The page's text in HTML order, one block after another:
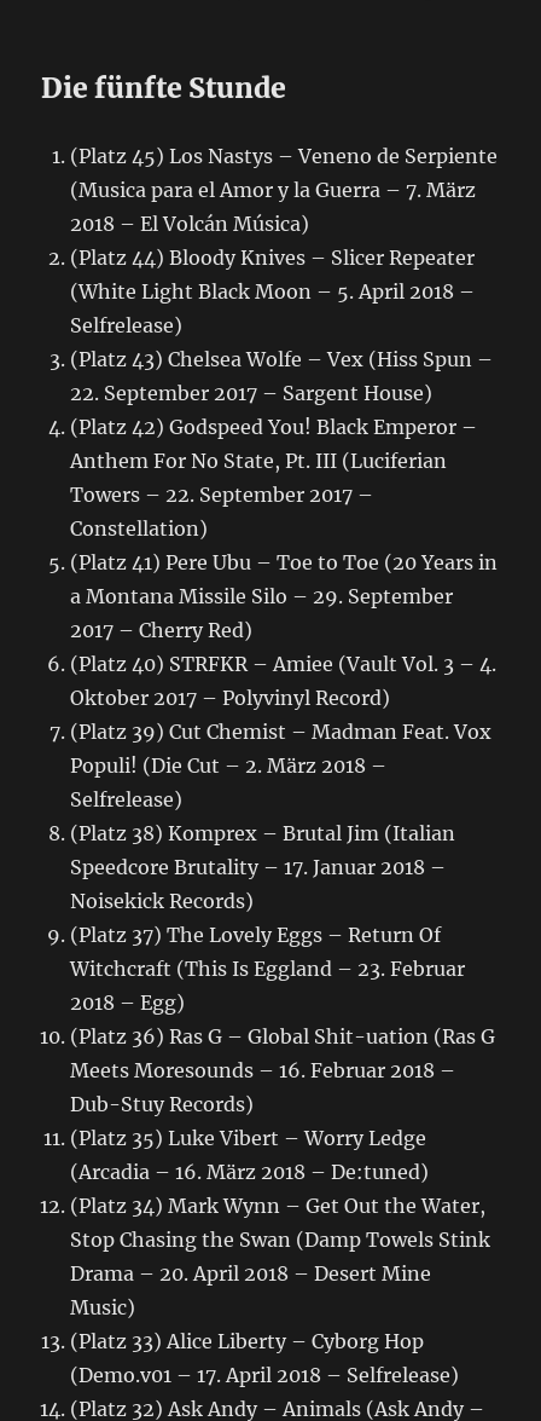
Die fünfte Stunde
(Platz 45) Los Nastys – Veneno de Serpiente
(Musica para el Amor y la Guerra – 7. März
2018 – El Volcán Música)
(Platz 44) Bloody Knives – Slicer Repeater
(White Light Black Moon – 5. April 2018 –
Selfrelease)
(Platz 43) Chelsea Wolfe – Vex (Hiss Spun –
22. September 2017 – Sargent House)
(Platz 42) Godspeed You! Black Emperor –
Anthem For No State, Pt. III (Luciferian
Towers – 22. September 2017 –
Constellation)
(Platz 41) Pere Ubu – Toe to Toe (20 Years in
a Montana Missile Silo – 29. September
2017 – Cherry Red)
(Platz 40) STRFKR – Amiee (Vault Vol. 3 – 4.
Oktober 2017 – Polyvinyl Record)
(Platz 39) Cut Chemist – Madman Feat. Vox
Populi! (Die Cut – 2. März 2018 –
Selfrelease)
(Platz 38) Komprex – Brutal Jim (Italian
Speedcore Brutality – 17. Januar 2018 –
Noisekick Records)
(Platz 37) The Lovely Eggs – Return Of
Witchcraft (This Is Eggland – 23. Februar
2018 – Egg)
(Platz 36) Ras G – Global Shit-uation (Ras G
Meets Moresounds – 16. Februar 2018 –
Dub-Stuy Records)
(Platz 35) Luke Vibert – Worry Ledge
(Arcadia – 16. März 2018 – De:tuned)
(Platz 34) Mark Wynn – Get Out the Water,
Stop Chasing the Swan (Damp Towels Stink
Drama – 20. April 2018 – Desert Mine
Music)
(Platz 33) Alice Liberty – Cyborg Hop
(Demo.v01 – 17. April 2018 – Selfrelease)
(Platz 32) Ask Andy – Animals (Ask Andy –